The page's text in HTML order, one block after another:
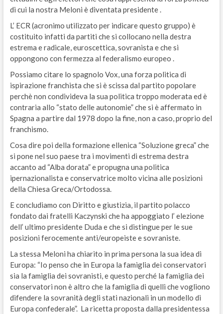
di cui la nostra Meloni è diventata presidente .
L’ ECR (acronimo utilizzato per indicare questo gruppo) è
costituito infatti da partiti che si collocano nella destra
estrema e radicale, euroscettica, sovranista e che si
oppongono con fermezza al federalismo europeo .
Possiamo citare lo spagnolo Vox, una forza politica di
ispirazione franchista che si è scissa dal partito popolare
perchè non condivideva la sua politica troppo moderata ed è
contraria allo “stato delle autonomie” che si è affermato in
Spagna a partire dal 1978 dopo la fine, non a caso, proprio del
franchismo.
Cosa dire poi della formazione ellenica “Soluzione greca” che
si pone nel suo paese tra i movimenti di estrema destra
accanto ad “Alba dorata” e propugna una politica
ipernazionalista e conservatrice molto vicina alle posizioni
della Chiesa Greca/Ortodossa.
E concludiamo con Diritto e giustizia, il partito polacco
fondato dai fratelli Kaczynski che ha appoggiato l’ elezione
dell’ ultimo presidente Duda e che si distingue per le sue
posizioni ferocemente anti/europeiste e sovraniste.
La stessa Meloni ha chiarito in prima persona la sua idea di
Europa: “Io penso che in Europa la famiglia dei conservatori
sia la famiglia dei sovranisti, e questo perché la famiglia dei
conservatori non è altro che la famiglia di quelli che vogliono
difendere la sovranità degli stati nazionali in un modello di
Europa confederale”. La ricetta proposta dalla presidentessa